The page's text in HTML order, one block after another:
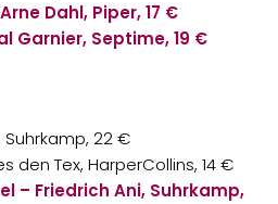
Dahl, Piper, 17 €
Garnier, Septime, 19 €
Suhrkamp, 22 €
den Tex, HarperCollins, 14 €
– Friedrich Ani, Suhrkamp,